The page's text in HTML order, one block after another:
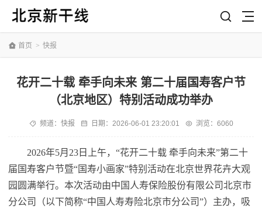
首页 > 快报
花开二十载 牵手向未来 第二十届国寿客户节
（北京地区）特别活动成功举办
频道： 快报 日期： 2026-06-01 23:20:01 浏览：6060
2026年5月23日上午，“花开二十载 牵手向未来”第二十
届国寿客户节暨“国寿小画家”特别活动在北京世界花卉大观
园圆满举行。本次活动由中国人寿保险股份有限公司北京市
分公司（以下简称“中国人寿寿险北京市分公司”）主办，吸